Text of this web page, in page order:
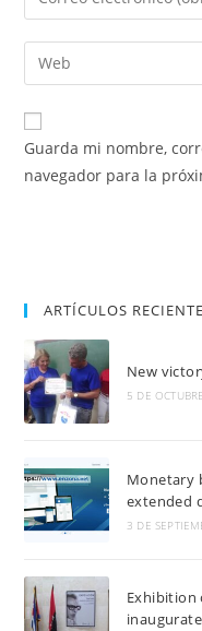
de
usuario
para
comentar
tu
dirección
de
electrónico
para
comentar
Introduce
la
URL
de
Guarda mi nombre,
navegador para la
ARTÍCULOS
New
5 DE
Monetary
extended
3 DE
Exhibition